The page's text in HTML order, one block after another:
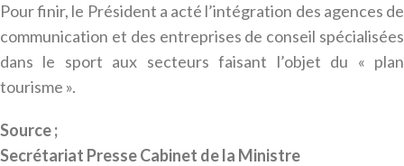
Pour finir, le Président a acté l’intégration des agences de
communication et des entreprises de conseil spécialisées
dans le sport aux secteurs faisant l’objet du « plan
tourisme ».
Source ;
Secrétariat Presse Cabinet de la Ministre